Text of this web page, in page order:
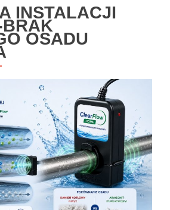
INSTALACJI
OSADU